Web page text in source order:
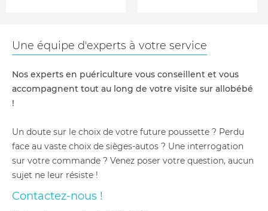
Une équipe d'experts à votre service
Nos experts en puériculture vous conseillent et vous
accompagnent tout au long de votre visite sur allobébé
!
Un doute sur le choix de votre future poussette ? Perdu
face au vaste choix de sièges-autos ? Une interrogation
sur votre commande ? Venez poser votre question, aucun
sujet ne leur résiste !
Contactez-nous !